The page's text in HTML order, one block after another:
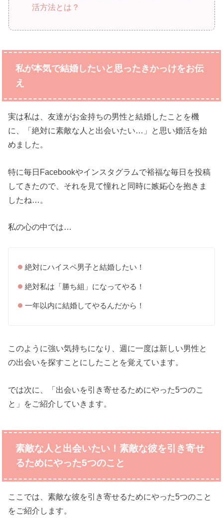
活方法とは？
私が本気で結婚したいと思ったきかっけをお伝
え
実は私は、友達がお金持ちの男性と結婚したことを機
に、「絶対に素敵な人と出会いたい…」と思い婚活を始
めました。
特に毎日Facebookやインスタグラムで裕福な毎日を投稿
してきたので、それを見て憧れと同時に嫉妬心を抱きま
したね…。
私の心の中では…
絶対にハイスペ男子と結婚したい！
絶対私は「勝ち組」になってやる！
一年以内に結婚してやるんだから！
このように強い気持ちになり、週に一度は新しい男性と
の出会いを探すことにしたことを覚えています。
では次に、「出会いを引き寄せるためにやった5つのこ
と」をご紹介していきます。
素敵な人と出会いたい！素敵な彼を引き寄せ
るためにやった5つのこと
ここでは、素敵な彼を引き寄せるためにやった5つのこと
をご紹介します。